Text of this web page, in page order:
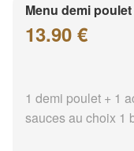
Menu demi poulet
13.90 €
1 demi poulet + 1
sauces au choix 1